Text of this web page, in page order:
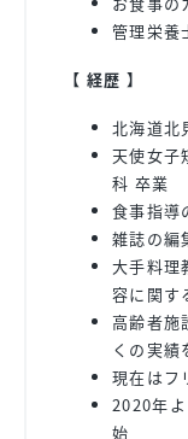
管理栄養
【 経歴 】
北海道北
天使女子
科 卒業
食事指導
雑誌の編
大手料理
容に関す
高齢者施
くの実績
現在はフ
2020年
始